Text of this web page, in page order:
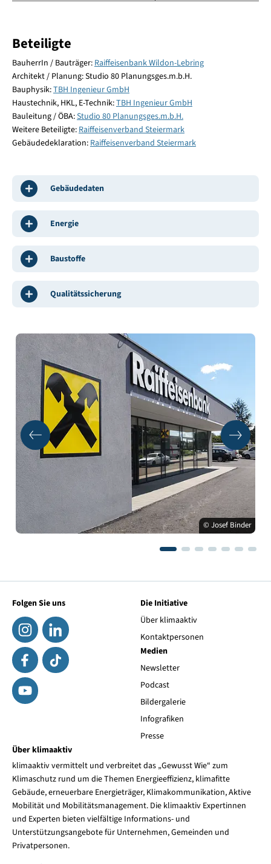
Beteiligte
BauherrIn / Bauträger: Raiffeisenbank Wildon-Lebring
Architekt / Planung: Studio 80 Planungsges.m.b.H.
Bauphysik:TBH Ingenieur GmbH
Haustechnik, HKL, E-Technik:TBH Ingenieur GmbH
Bauleitung / ÖBA:Studio 80 Planungsges.m.b.H.
Weitere Beteiligte: Raiffeisenverband Steiermark
Gebäudedeklaration: Raiffeisenverband Steiermark
Gebäudedaten
Energie
Baustoffe
Qualitätssicherung
© Josef Binder
Folgen Sie uns
Die Initiative
Über klimaaktiv
Kontaktpersonen
Medien
Newsletter
Podcast
Bildergalerie
Infografiken
Presse
Über klimaaktiv
klimaaktiv vermittelt und verbreitet das „Gewusst Wie“ zum
Klimaschutz rund um die Themen Energieeffizienz, klimafitte
Gebäude, erneuerbare Energieträger, Klimakommunikation, Aktive
Mobilität und Mobilitätsmanagement. Die klimaaktiv Expertinnen
und Experten bieten vielfältige Informations- und
Unterstützungsangebote für Unternehmen, Gemeinden und
Privatpersonen.